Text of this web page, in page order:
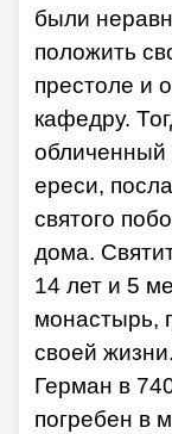
были
положить
престоле и
кафедру.
обличенный
ереси,
святого
дома.
14 лет и 5
монастырь,
своей
Герман в
погребен в